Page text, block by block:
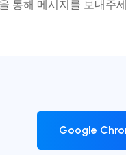
통해 메시지를 보내주
Google